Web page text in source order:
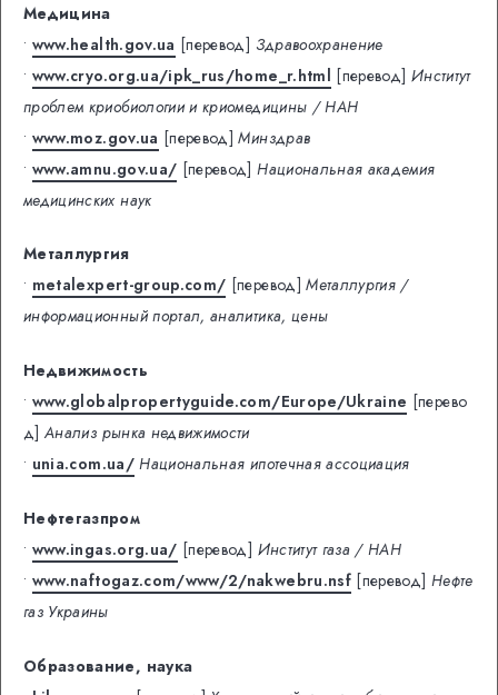
Медицина
• www.health.gov.ua [перевод] Здравоохранение
• www.cryo.org.ua/ipk_rus/home_r.html [перевод] Институт
проблем криобиологии и криомедицины / НАН
• www.moz.gov.ua [перевод] Минздрав
• www.amnu.gov.ua/ [перевод] Национальная академия
медицинских наук
Металлургия
• metalexpert-group.com/ [перевод] Металлургия /
информационный портал, аналитика, цены
Недвижимость
• www.globalpropertyguide.com/Europe/Ukraine [перево
д] Анализ рынка недвижимости
• unia.com.ua/ Национальная ипотечная ассоциация
Нефтегазпром
• www.ingas.org.ua/ [перевод] Институт газа / НАН
• www.naftogaz.com/www/2/nakwebru.nsf [перевод] Нефте
газ Украины
Образование, наука